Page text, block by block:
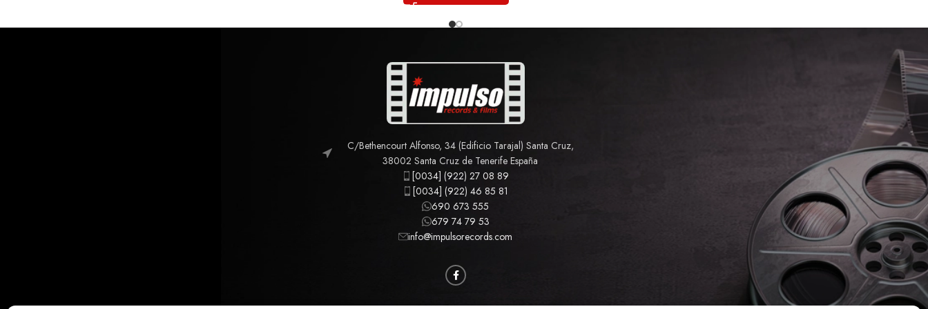
C/Bethencourt Alfonso, 34 (Edificio Tarajal) Santa Cruz,
38002 Santa Cruz de Tenerife España
[0034] (922) 27 08 89
[0034] (922) 46 85 81
690 673 555
679 74 79 53
info@impulsorecords.com